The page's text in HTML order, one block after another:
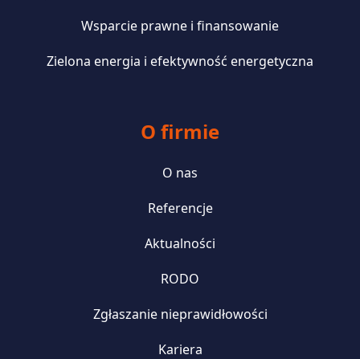
Wsparcie prawne i finansowanie
Zielona energia i efektywność energetyczna
O firmie
O nas
Referencje
Aktualności
RODO
Zgłaszanie nieprawidłowości
Kariera